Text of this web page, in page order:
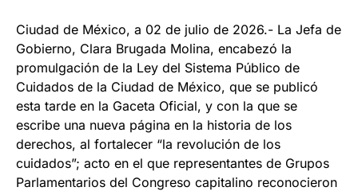
Ciudad de México, a 02 de julio de 2026.- La Jefa de
Gobierno, Clara Brugada Molina, encabezó la
promulgación de la Ley del Sistema Público de
Cuidados de la Ciudad de México, que se publicó
esta tarde en la Gaceta Oficial, y con la que se
escribe una nueva página en la historia de los
derechos, al fortalecer “la revolución de los
cuidados”; acto en el que representantes de Grupos
Parlamentarios del Congreso capitalino reconocieron